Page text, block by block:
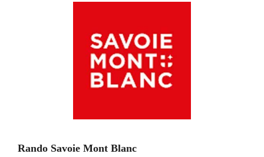
Rando Savoie Mont Blanc